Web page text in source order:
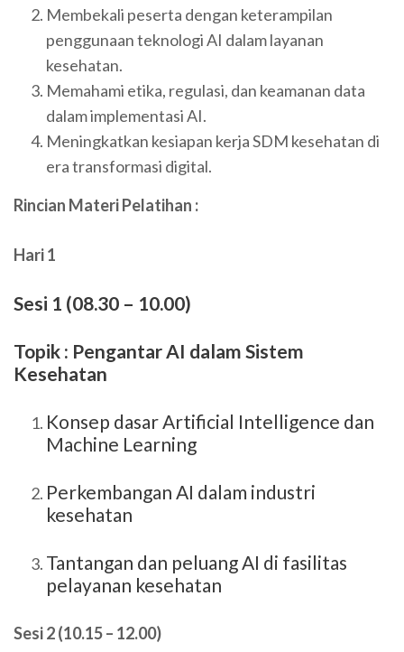
Membekali peserta dengan keterampilan
penggunaan teknologi AI dalam layanan
kesehatan.
Memahami etika, regulasi, dan keamanan data
dalam implementasi AI.
Meningkatkan kesiapan kerja SDM kesehatan di
era transformasi digital.
Rincian Materi Pelatihan :
Hari 1
Sesi 1 (08.30 – 10.00)
Topik : Pengantar AI dalam Sistem
Kesehatan
Konsep dasar Artificial Intelligence dan
Machine Learning
Perkembangan AI dalam industri
kesehatan
Tantangan dan peluang AI di fasilitas
pelayanan kesehatan
Sesi 2 (10.15 – 12.00)